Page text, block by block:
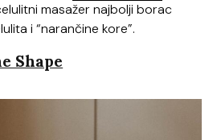
masažer najbolji borac
i “narančine kore”.
Shape